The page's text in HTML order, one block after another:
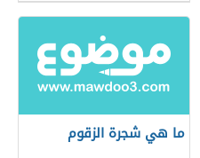
ما هي شجرة الزقوم